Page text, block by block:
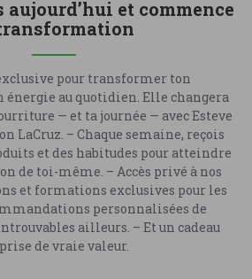
et commence
pour transformer ton
au quotidien. Elle changera
— et ta journée — avec Esteve
LaCruz. – Chaque semaine, reçois
et des habitudes pour atteindre
de toi-même. – Accès privé à nos
et formations exclusives pour les
personnalisées de
ailleurs. – Et un cadeau
de vraie valeur.